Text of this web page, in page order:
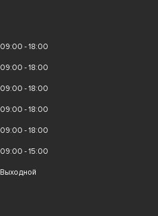
09:00 - 18:00
09:00 - 18:00
09:00 - 18:00
09:00 - 18:00
09:00 - 18:00
09:00 - 15:00
Выходной